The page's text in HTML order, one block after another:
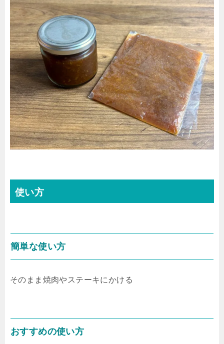
使い方
簡単な使い方
そのまま焼肉やステーキにかける
おすすめの使い方